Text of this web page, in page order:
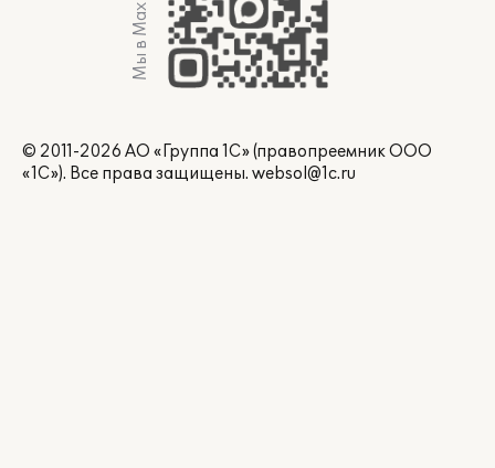
Мы в Max
© 2011-2026 АО «Группа 1С» (правопреемник ООО
«1С»). Все права защищены. websol@1c.ru